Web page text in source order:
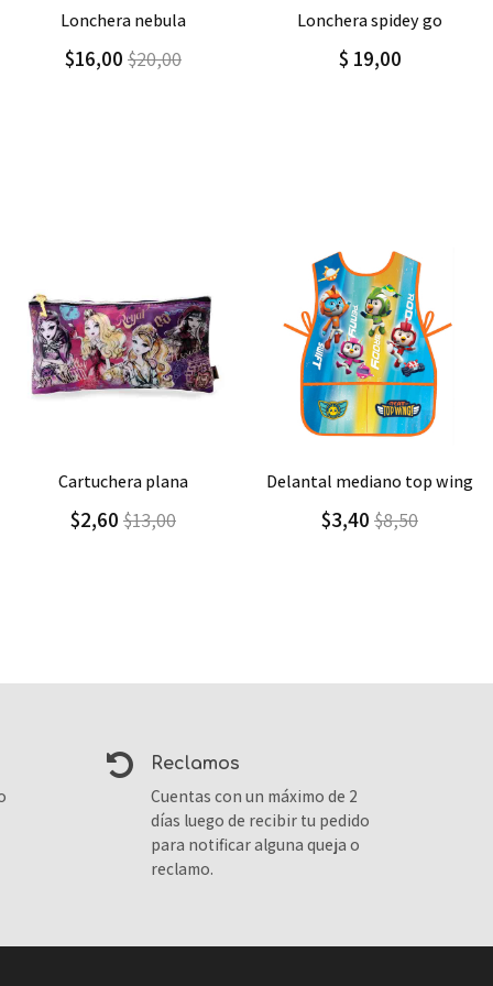
Agregar Detalle
lonchera spidey go
$ 19,00
Agregar Detalle
lonchera con correa y asa
$9,10$15,17
Agregar Detalle
delantal mediano top wing
$3,40 $8,50
Agregar Detalle
delantal grande
$4,10 $6,84
reclamos
Cuentas con un máximo de 2
días luego de recibir tu pedido
para notificar alguna queja o
reclamo.